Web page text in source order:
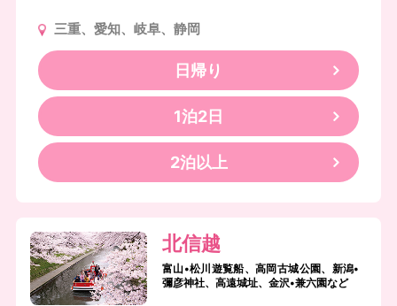
三重、愛知、岐阜、静岡
日帰り
1泊2日
2泊以上
北信越
富山•松川遊覧船、高岡古城公園、新潟•
彌彦神社、高遠城址、金沢•兼六園など